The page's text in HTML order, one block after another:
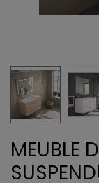
MEUBLE